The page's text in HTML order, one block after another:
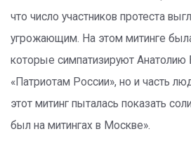
что число участников протеста
угрожающим. На этом митинге
которые симпатизируют Анатолию
«Патриотам России», но и часть
этот митинг пыталась показать
был на митингах в Москве».